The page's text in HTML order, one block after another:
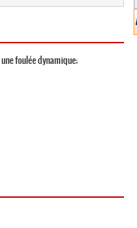
foulée dynamique;